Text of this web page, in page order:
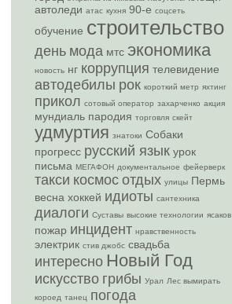
автоледи атас кухня 90-е соцсеть
обучение строительство
день мода мтс экономика
новость нг коррупция телевидение
автодебилы рок короткий метр яхтинг
прикол сотовый оператор захарченко акция
мундиаль пародия торговля скейт
удмуртия знатоки Собаки
прогресс русский язык урок
письма МЕГАФОН документальное фейерверк
такси космос отдых улицы Пермь
весна хоккей идиоты сантехника
диалоги Суставы высокие технологии ясаков
пожар инцидент нравственность
электрик стив джобс свадьба
интересно Новый Год
искусство грибы Урал Лес вымирать
короед танец погода